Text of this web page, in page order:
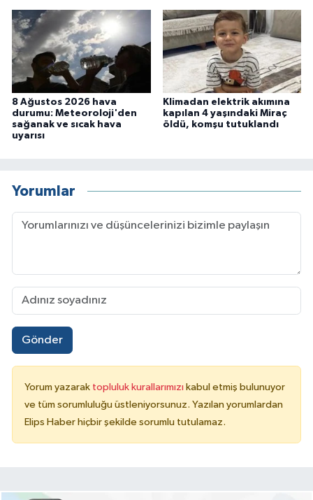
8 Ağustos 2026 hava
durumu: Meteoroloji'den
sağanak ve sıcak hava
uyarısı
Klimadan elektrik akımına
kapılan 4 yaşındaki Miraç
öldü, komşu tutuklandı
Yorumlar
Gönder
Yorum yazarak topluluk kurallarımızı kabul etmiş bulunuyor
ve tüm sorumluluğu üstleniyorsunuz. Yazılan yorumlardan
Elips Haber hiçbir şekilde sorumlu tutulamaz.